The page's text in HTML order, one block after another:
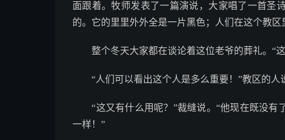
面跟着。牧师发表了一篇演说，大家唱了一首圣
的。它的里里外外全是一片黑色；人们在这个教区
整个冬天大家都在谈论着这位老爷的葬礼。“这
“人们可以看出这个人是多么重要！”教区的人
“这又有什么用呢？”裁缝说。“他现在既没有
一样！”